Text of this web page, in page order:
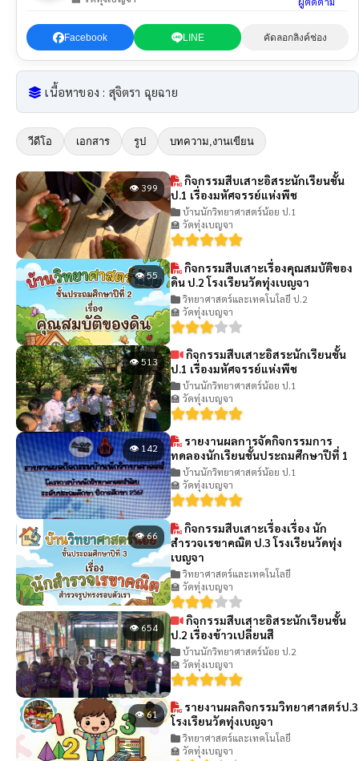
Facebook LINE คัดลอกลิงค์ช่อง
เนื้อหาของ : สุจิตรา ฉุยฉาย
วีดีโอ เอกสาร รูป บทความ,งานเขียน
👁 399
กิจกรรมสืบเสาะอิสระนักเรียนชั้น
ป.1 เรื่องมหัศจรรย์แห่งพืช
บ้านนักวิทยาศาสตร์น้อย ป.1
🏫 วัดทุ่งเบญจา
👁 55
กิจกรรมสืบเสาะเรื่องคุณสมบัติของ
ดิน ป.2 โรงเรียนวัดทุ่งเบญจา
วิทยาศาสตร์และเทคโนโลยี ป.2
🏫 วัดทุ่งเบญจา
👁 513
กิจกรรมสืบเสาะอิสระนักเรียนชั้น
ป.1 เรื่องมหัศจรรย์แห่งพืช
บ้านนักวิทยาศาสตร์น้อย ป.1
🏫 วัดทุ่งเบญจา
👁 142
รายงานผลการจัดกิจกรรมการ
ทดลองนักเรียนชั้นประถมศึกษาปีที่ 1
บ้านนักวิทยาศาสตร์น้อย ป.1
🏫 วัดทุ่งเบญจา
👁 66
กิจกรรมสืบเสาะเรื่องเรื่อง นัก
สำรวจเรขาคณิต ป.3 โรงเรียนวัดทุ่ง
เบญจา
วิทยาศาสตร์และเทคโนโลยี
🏫 วัดทุ่งเบญจา
👁 654
กิจกรรมสืบเสาะอิสระนักเรียนชั้น
ป.2 เรื่องข้าวเปลี่ยนสี
บ้านนักวิทยาศาสตร์น้อย ป.2
🏫 วัดทุ่งเบญจา
👁 61
รายงานผลกิจกรรมวิทยาศาสตร์ป.3
โรงเรียนวัดทุ่งเบญจา
วิทยาศาสตร์และเทคโนโลยี
🏫 วัดทุ่งเบญจา